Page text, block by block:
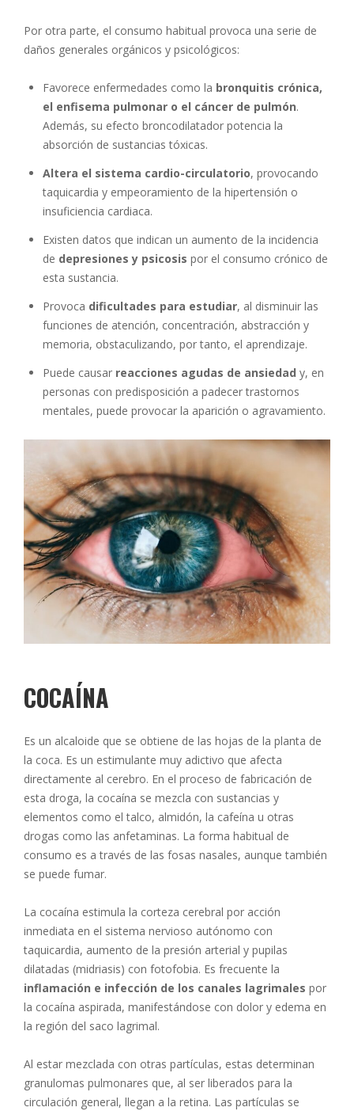
Por otra parte, el consumo habitual provoca una serie de
daños generales orgánicos y psicológicos:
Favorece enfermedades como la bronquitis crónica,
el enfisema pulmonar o el cáncer de pulmón.
Además, su efecto broncodilatador potencia la
absorción de sustancias tóxicas.
Altera el sistema cardio-circulatorio, provocando
taquicardia y empeoramiento de la hipertensión o
insuficiencia cardiaca.
Existen datos que indican un aumento de la incidencia
de depresiones y psicosis por el consumo crónico de
esta sustancia.
Provoca dificultades para estudiar, al disminuir las
funciones de atención, concentración, abstracción y
memoria, obstaculizando, por tanto, el aprendizaje.
Puede causar reacciones agudas de ansiedad y, en
personas con predisposición a padecer trastornos
mentales, puede provocar la aparición o agravamiento.
COCAÍNA
Es un alcaloide que se obtiene de las hojas de la planta de
la coca. Es un estimulante muy adictivo que afecta
directamente al cerebro. En el proceso de fabricación de
esta droga, la cocaína se mezcla con sustancias y
elementos como el talco, almidón, la cafeína u otras
drogas como las anfetaminas. La forma habitual de
consumo es a través de las fosas nasales, aunque también
se puede fumar.
La cocaína estimula la corteza cerebral por acción
inmediata en el sistema nervioso autónomo con
taquicardia, aumento de la presión arterial y pupilas
dilatadas (midriasis) con fotofobia. Es frecuente la
inflamación e infección de los canales lagrimales por
la cocaína aspirada, manifestándose con dolor y edema en
la región del saco lagrimal.
Al estar mezclada con otras partículas, estas determinan
granulomas pulmonares que, al ser liberados para la
circulación general, llegan a la retina. Las partículas se